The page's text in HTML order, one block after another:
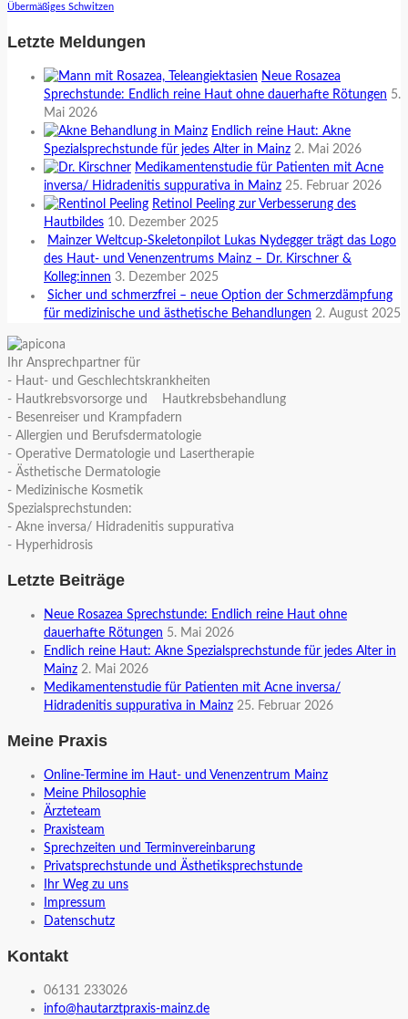
Übermäßiges Schwitzen
Letzte Meldungen
Neue Rosazea
Sprechstunde: Endlich reine Haut ohne dauerhafte Rötungen 5.
Mai 2026
Endlich reine Haut: Akne
Spezialsprechstunde für jedes Alter in Mainz 2. Mai 2026
Medikamentenstudie für Patienten mit Acne
inversa/ Hidradenitis suppurativa in Mainz 25. Februar 2026
Retinol Peeling zur Verbesserung des
Hautbildes 10. Dezember 2025
Mainzer Weltcup-Skeletonpilot Lukas Nydegger trägt das Logo
des Haut- und Venenzentrums Mainz – Dr. Kirschner &
Kolleg:innen 3. Dezember 2025
Sicher und schmerzfrei – neue Option der Schmerzdämpfung
für medizinische und ästhetische Behandlungen 2. August 2025
Ihr Ansprechpartner für
- Haut- und Geschlechtskrankheiten
- Hautkrebsvorsorge und Hautkrebsbehandlung
- Besenreiser und Krampfadern
- Allergien und Berufsdermatologie
- Operative Dermatologie und Lasertherapie
- Ästhetische Dermatologie
- Medizinische Kosmetik
Spezialsprechstunden:
- Akne inversa/ Hidradenitis suppurativa
- Hyperhidrosis
Letzte Beiträge
Neue Rosazea Sprechstunde: Endlich reine Haut ohne
dauerhafte Rötungen 5. Mai 2026
Endlich reine Haut: Akne Spezialsprechstunde für jedes Alter in
Mainz 2. Mai 2026
Medikamentenstudie für Patienten mit Acne inversa/
Hidradenitis suppurativa in Mainz 25. Februar 2026
Meine Praxis
Online-Termine im Haut- und Venenzentrum Mainz
Meine Philosophie
Ärzteteam
Praxisteam
Sprechzeiten und Terminvereinbarung
Privatsprechstunde und Ästhetiksprechstunde
Ihr Weg zu uns
Impressum
Datenschutz
Kontakt
06131 233026
info@hautarztpraxis-mainz.de